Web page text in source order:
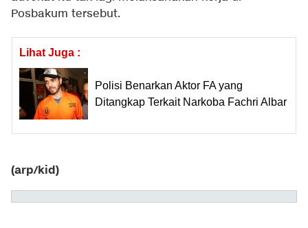
Posbakum tersebut.
Lihat Juga :
Polisi Benarkan Aktor FA yang
Ditangkap Terkait Narkoba Fachri Albar
(arp/kid)